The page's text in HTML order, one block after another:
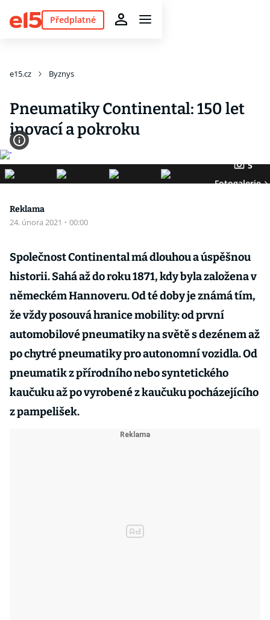
Předplatné
e15.cz Byznys
Pneumatiky Continental: 150 let
inovací a pokroku
5
Fotogalerie
Reklama
24. února 2021 · 00:00
Společnost Continental má dlouhou a úspěšnou
historii. Sahá až do roku 1871, kdy byla založena v
německém Hannoveru. Od té doby je známá tím,
že vždy posouvá hranice mobility: od první
automobilové pneumatiky na světě s dezénem až
po chytré pneumatiky pro autonomní vozidla. Od
pneumatik z přírodního nebo syntetického
kaučuku až po vyrobené z kaučuku pocházejícího
z pampelišek.